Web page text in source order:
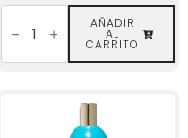
Acondicionador
Mascarilla
en
AÑADIR
AL
CARRITO